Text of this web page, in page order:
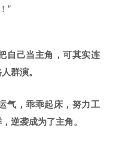
”
自己当主角，可其实连
群演。
气，乖乖起床，努力工
逆袭成为了主角。